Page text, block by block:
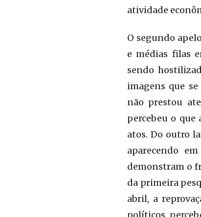
atividade
O segundo
e médias filas
sendo
imagens que
não prestou
percebeu o
atos. Do outro
aparecendo
demonstram o
da primeira
abril, a